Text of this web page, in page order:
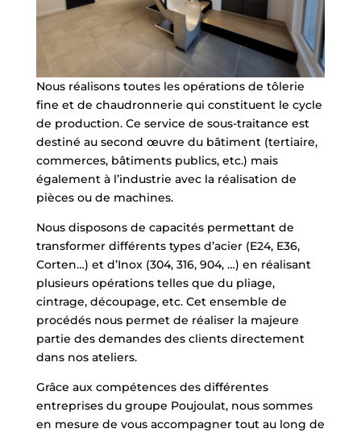
Nous réalisons toutes les opérations de tôlerie
fine et de chaudronnerie qui constituent le cycle
de production. Ce service de sous-traitance est
destiné au second œuvre du bâtiment (tertiaire,
commerces, bâtiments publics, etc.) mais
également à l’industrie avec la réalisation de
pièces ou de machines.
Nous disposons de capacités permettant de
transformer différents types d’acier (E24, E36,
Corten…) et d’Inox (304, 316, 904, …) en réalisant
plusieurs opérations telles que du pliage,
cintrage, découpage, etc. Cet ensemble de
procédés nous permet de réaliser la majeure
partie des demandes des clients directement
dans nos ateliers.
Grâce aux compétences des différentes
entreprises du groupe Poujoulat, nous sommes
en mesure de vous accompagner tout au long de